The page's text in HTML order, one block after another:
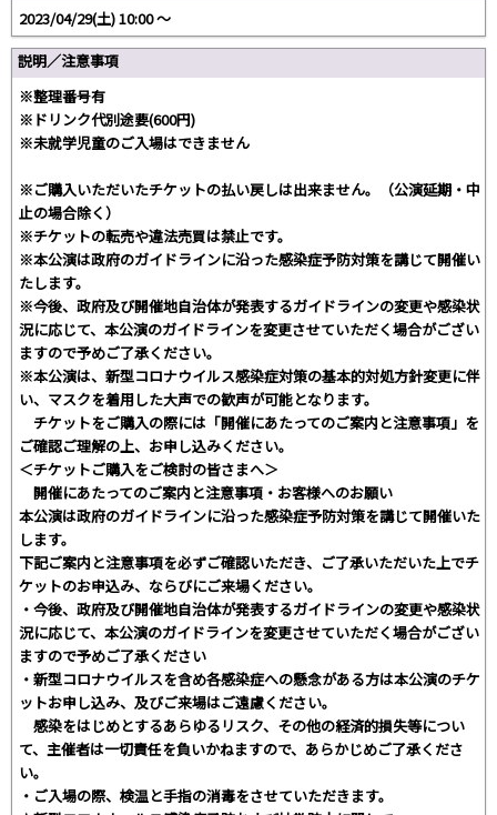
2023/04/29(土) 10:00 〜
説明／注意事項
※整理番号有
※ドリンク代別途要(600円)
※未就学児童のご入場はできません
※ご購入いただいたチケットの払い戻しは出来ません。（公演延期・中
止の場合除く）
※チケットの転売や違法売買は禁止です。
※本公演は政府のガイドラインに沿った感染症予防対策を講じて開催い
たします。
※今後、政府及び開催地自治体が発表するガイドラインの変更や感染状
況に応じて、本公演のガイドラインを変更させていただく場合がござい
ますので予めご了承ください。
※本公演は、新型コロナウイルス感染症対策の基本的対処方針変更に伴
い、マスクを着用した大声での歓声が可能となります。
チケットをご購入の際には「開催にあたってのご案内と注意事項」を
ご確認ご理解の上、お申し込みください。
＜チケットご購入をご検討の皆さまへ＞
開催にあたってのご案内と注意事項・お客様へのお願い
本公演は政府のガイドラインに沿った感染症予防対策を講じて開催いた
します。
下記ご案内と注意事項を必ずご確認いただき、ご了承いただいた上でチ
ケットのお申込み、ならびにご来場ください。
・今後、政府及び開催地自治体が発表するガイドラインの変更や感染状
況に応じて、本公演のガイドラインを変更させていただく場合がござい
ますので予めご了承ください
・新型コロナウイルスを含め各感染症への懸念がある方は本公演のチケ
ットお申し込み、及びご来場はご遠慮ください。
感染をはじめとするあらゆるリスク、その他の経済的損失等につい
て、主催者は一切責任を負いかねますので、あらかじめご了承くださ
い。
・ご入場の際、検温と手指の消毒をさせていただきます。